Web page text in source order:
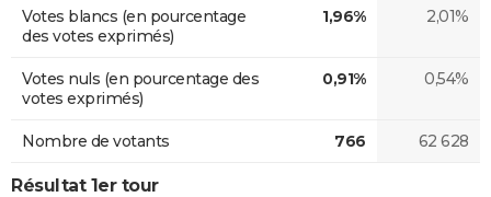
Votes blancs (en pourcentage
des votes exprimés)
1,96% 2,01%
Votes nuls (en pourcentage des
votes exprimés)
0,91% 0,54%
Nombre de votants 766 62 628
Résultat 1er tour